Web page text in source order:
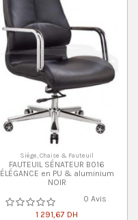
Siège, Chaise & Fauteuil
FAUTEUIL SÉNATEUR B016
ÉLÉGANCE en PU & aluminium
NOIR
0 Avis
1 291,67 DH